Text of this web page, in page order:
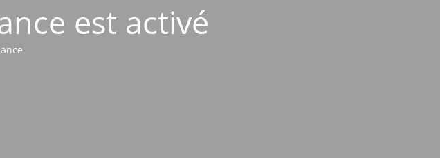
est activé